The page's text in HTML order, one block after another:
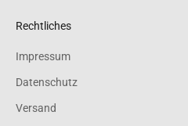
Rechtliches
Impressum
Datenschutz
Versand